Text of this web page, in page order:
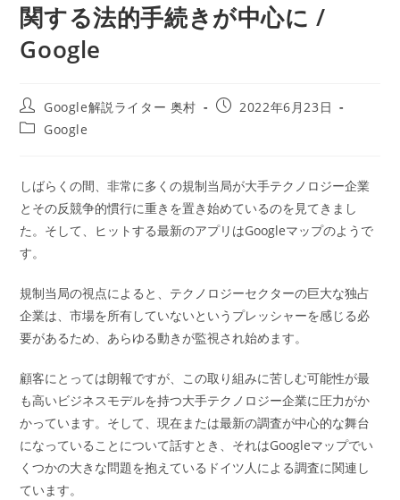
関する法的手続きが中心に /
Google
投
稿
者:
Google解説ライター 奥村
投
2022年6月23日
投
テ
ゴ
リ
ー:
Google
しばらくの間、非常に多くの規制当局が大手テクノロジー企業
とその反競争的慣行に重きを置き始めているのを見てきまし
た。そして、ヒットする最新のアプリはGoogleマップのようで
す。
規制当局の視点によると、テクノロジーセクターの巨大な独占
企業は、市場を所有していないというプレッシャーを感じる必
要があるため、あらゆる動きが監視され始めます。
顧客にとっては朗報ですが、この取り組みに苦しむ可能性が最
も高いビジネスモデルを持つ大手テクノロジー企業に圧力がか
かっています。そして、現在または最新の調査が中心的な舞台
になっていることについて話すとき、それはGoogleマップでい
くつかの大きな問題を抱えているドイツ人による調査に関連し
ています。